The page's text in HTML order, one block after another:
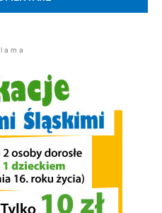
a m a